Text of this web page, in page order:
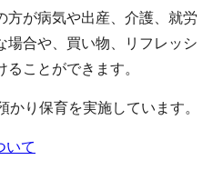
方が病気や出産、介護、就労
場合や、買い物、リフレッシ
ことができます。
り保育を実施しています。
いて